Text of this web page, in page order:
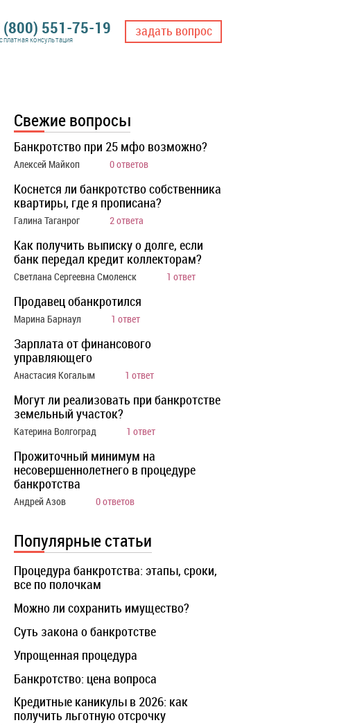
(800) 551-75-19
консультация
задать вопрос
Свежие вопросы
Банкротство при 25 мфо возможно?
Алексей Майкоп 0 ответов
Коснется ли банкротство собственника
квартиры, где я прописана?
Галина Таганрог 2 ответа
Как получить выписку о долге, если
банк передал кредит коллекторам?
Светлана Сергеевна Смоленск 1 ответ
Продавец обанкротился
Марина Барнаул 1 ответ
Зарплата от финансового
управляющего
Анастасия Когалым 1 ответ
Могут ли реализовать при банкротстве
земельный участок?
Катерина Волгоград 1 ответ
Прожиточный минимум на
несовершеннолетнего в процедуре
банкротства
Андрей Азов 0 ответов
Популярные статьи
Процедура банкротства: этапы, сроки,
все по полочкам
Можно ли сохранить имущество?
Суть закона о банкротстве
Упрощенная процедура
Банкротство: цена вопроса
Кредитные каникулы в 2026: как
получить льготную отсрочку